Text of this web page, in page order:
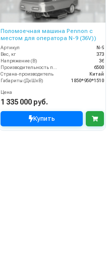
Поломоечная машина Pennon с
местом для оператора N-9 (36V))
Артикул
N-9
Вес, кг
373
Напряжение (В)
36
6500
Страна-производитель
Китай
Габариты (ДхШхВ)
1850*950*1510
Цена
1 335 000 руб.
Купить